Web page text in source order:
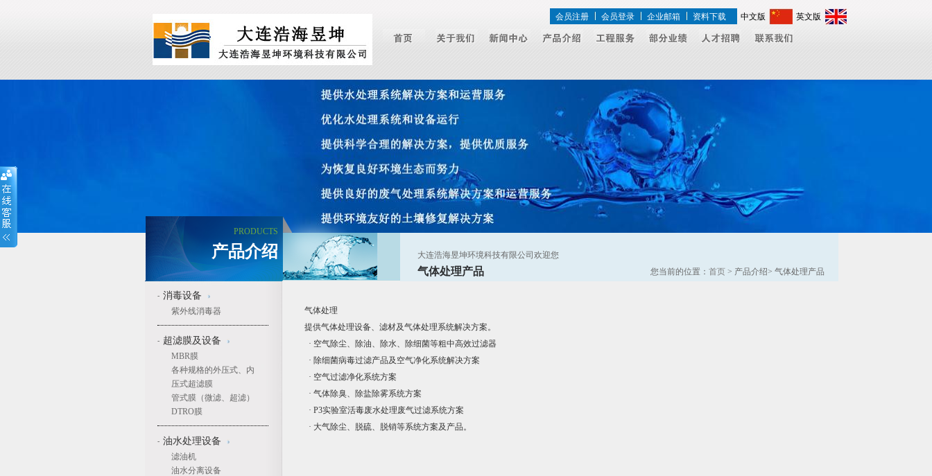
会员注册 会员登录 企业邮箱 资料下载 中文版 英文版
PRODUCTS
产品介绍 大连浩海昱坤环境科技有限公司欢迎您
气体处理产品 您当前的位置： 首页 > 产品介绍> 气体处理产品
- 消毒设备
紫外线消毒器
- 超滤膜及设备
MBR膜
各种规格的外压式、内
压式超滤膜
管式膜（微滤、超滤）
DTRO膜
- 油水处理设备
滤油机
油水分离设备
气体处理
提供气体处理设备、滤材及气体处理系统解决方案。
· 空气除尘、除油、除水、除细菌等粗中高效过滤器
· 除细菌病毒过滤产品及空气净化系统解决方案
· 空气过滤净化系统方案
· 气体除臭、除盐除雾系统方案
· P3实验室活毒废水处理废气过滤系统方案
· 大气除尘、脱硫、脱销等系统方案及产品。